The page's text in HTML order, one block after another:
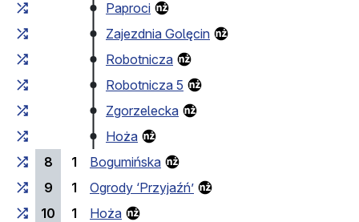
Paproci
Zajezdnia Golęcin
Robotnicza
Robotnicza 5
Zgorzelecka
Hoża
8
1
Bogumińska
9
1
Ogrody ‘Przyjaźń’
10
1
Hoża